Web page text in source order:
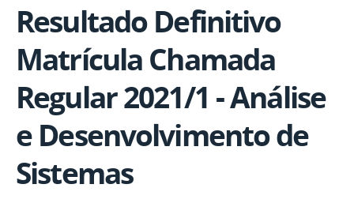
Resultado Definitivo
Matrícula Chamada
Regular 2021/1 - Análise
e Desenvolvimento de
Sistemas